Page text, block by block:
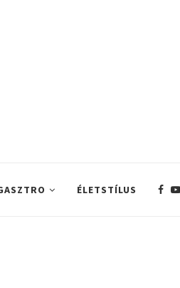
ÉLETSTÍLUS